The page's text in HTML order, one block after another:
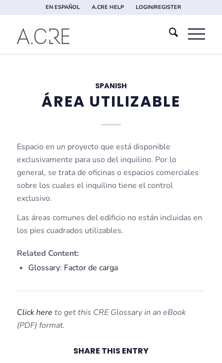
EN ESPAÑOL A.CRE HELP LOGIN/REGISTER
SPANISH
ÁREA UTILIZABLE
Espacio en un proyecto que está disponible
exclusivamente para uso del inquilino. Por lo
general, se trata de oficinas o espacios comerciales
sobre los cuales el inquilino tiene el control
exclusivo.
Las áreas comunes del edificio no están incluidas en
los pies cuadrados utilizables.
Related Content:
Glossary: Factor de carga
Click here to get this CRE Glossary in an eBook
(PDF) format.
SHARE THIS ENTRY